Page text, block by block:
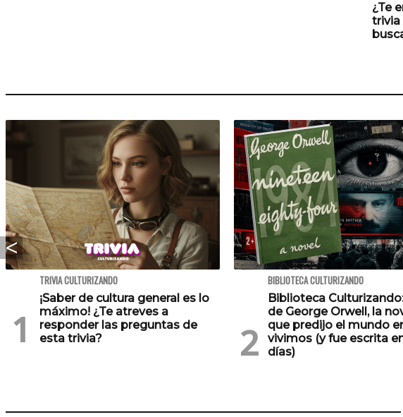
¿Te
trivia
TRIVIA CULTURIZANDO
¡Saber de cultura general es lo
máximo! ¿Te atreves a
responder las preguntas de
esta trivia?
BIBLIOTECA CULTURIZANDO
Biblioteca
de George Orwell, la
que predijo el mundo
vivimos (y fue escrita
días)